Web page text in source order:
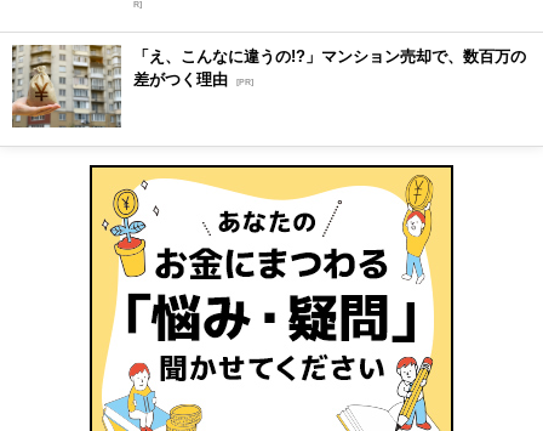
R]
「え、こんなに違うの!?」マンション売却で、数百万の
差がつく理由 [PR]